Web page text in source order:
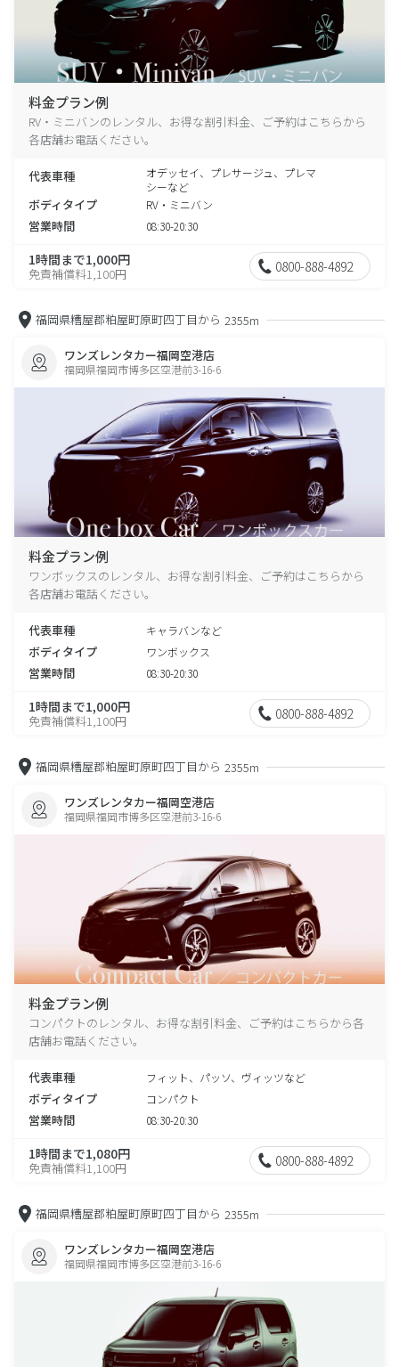
料金プラン例
RV・ミニバンのレンタル、お得な割引料金、ご予約はこちらから
各店舗お電話ください。
代表車種
オデッセイ、プレサージュ、プレマ
シーなど
ボディタイプ RV・ミニバン
営業時間 08:30-20:30
1時間まで1,000円
免責補償料1,100円 0800-888-4892
福岡県糟屋郡粕屋町原町四丁目から 2355m
ワンズレンタカー福岡空港店
福岡県福岡市博多区空港前3-16-6
料金プラン例
ワンボックスのレンタル、お得な割引料金、ご予約はこちらから
各店舗お電話ください。
代表車種 キャラバンなど
ボディタイプ ワンボックス
営業時間 08:30-20:30
1時間まで1,000円
免責補償料1,100円 0800-888-4892
福岡県糟屋郡粕屋町原町四丁目から 2355m
ワンズレンタカー福岡空港店
福岡県福岡市博多区空港前3-16-6
料金プラン例
コンパクトのレンタル、お得な割引料金、ご予約はこちらから各
店舗お電話ください。
代表車種 フィット、パッソ、ヴィッツなど
ボディタイプ コンパクト
営業時間 08:30-20:30
1時間まで1,080円
免責補償料1,100円 0800-888-4892
福岡県糟屋郡粕屋町原町四丁目から 2355m
ワンズレンタカー福岡空港店
福岡県福岡市博多区空港前3-16-6